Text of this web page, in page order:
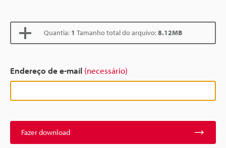
Quantia: 1 Tamanho total do arquivo:8.12MB
Endereço de e-mail (necessário)
Fazer download